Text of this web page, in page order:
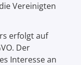
Vereinigten
erfolgt auf
Der
Interesse an